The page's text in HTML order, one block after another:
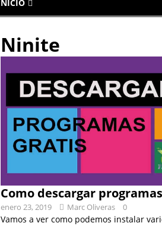
INICIO
Ninite
Como descargar
enero 23, 2019 Marc Oliveras 0
Vamos a ver como podemos instalar